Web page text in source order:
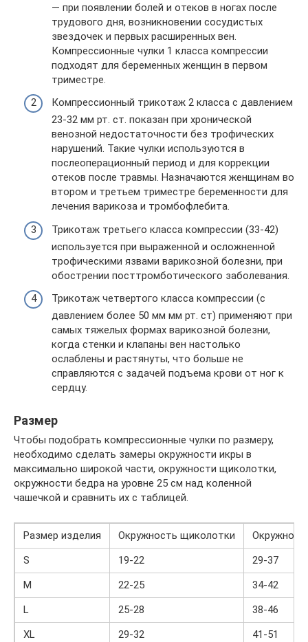
— при появлении болей и отеков в ногах после
трудового дня, возникновении сосудистых
звездочек и первых расширенных вен.
Компрессионные чулки 1 класса компрессии
подходят для беременных женщин в первом
триместре.
Компрессионный трикотаж 2 класса с давлением
23-32 мм рт. ст. показан при хронической
венозной недостаточности без трофических
нарушений. Такие чулки используются в
послеоперационный период и для коррекции
отеков после травмы. Назначаются женщинам во
втором и третьем триместре беременности для
лечения варикоза и тромбофлебита.
Трикотаж третьего класса компрессии (33-42)
используется при выраженной и осложненной
трофическими язвами варикозной болезни, при
обострении посттромботического заболевания.
Трикотаж четвертого класса компрессии (с
давлением более 50 мм мм рт. ст) применяют при
самых тяжелых формах варикозной болезни,
когда стенки и клапаны вен настолько
ослаблены и растянуты, что больше не
справляются с задачей подъема крови от ног к
сердцу.
Размер
Чтобы подобрать компрессионные чулки по размеру,
необходимо сделать замеры окружности икры в
максимально широкой части, окружности щиколотки,
окружности бедра на уровне 25 см над коленной
чашечкой и сравнить их с таблицей.
Размер изделия Окружность щиколотки
S
19-22
29-37
М
22-25
34-42
L
25-28
38-46
XL
29-32 41-51